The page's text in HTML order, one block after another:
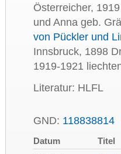
Österreicher,
und Anna geb.
von Pückler und
Innsbruck, 1898
1919-1921
Literatur: HLFL
GND: 118838814
Datum Titel